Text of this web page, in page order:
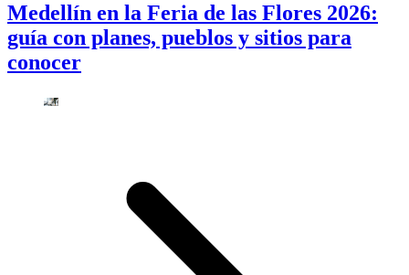
Medellín en la Feria de las Flores 2026:
guía con planes, pueblos y sitios para
conocer